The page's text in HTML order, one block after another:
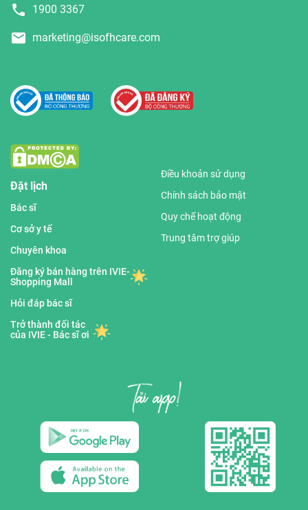
1900 3367
marketing@isofhcare.com
Đặt lịch
Bác sĩ
Cơ sở y tế
Chuyên khoa
Đăng ký bán hàng trên IVIE-
Shopping Mall
Hỏi đáp bác sĩ
Trở thành đối tác
của IVIE - Bác sĩ ơi
Điều khoản sử dụng
Chính sách bảo mật
Quy chế hoạt động
Trung tâm trợ giúp